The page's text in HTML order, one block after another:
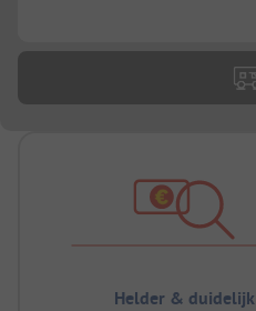
Helder & duidelijk